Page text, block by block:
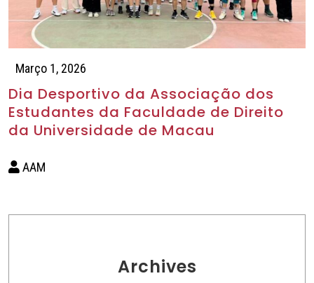
Março 1, 2026
Dia Desportivo da Associação dos
Estudantes da Faculdade de Direito
da Universidade de Macau
AAM
Archives